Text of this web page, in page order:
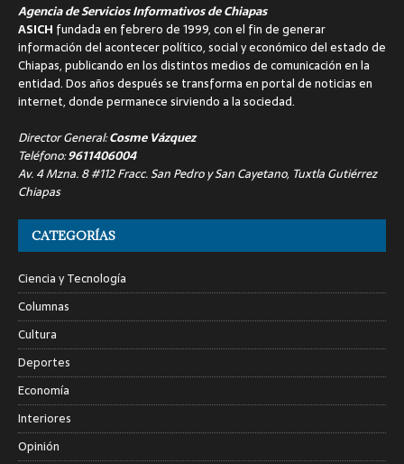
Agencia de Servicios Informativos de Chiapas
ASICH fundada en febrero de 1999, con el fin de generar
información del acontecer político, social y económico del estado de
Chiapas, publicando en los distintos medios de comunicación en la
entidad. Dos años después se transforma en portal de noticias en
internet, donde permanece sirviendo a la sociedad.
Director General:Cosme Vázquez
Teléfono:9611406004
Av. 4 Mzna. 8 #112 Fracc. San Pedro y San Cayetano, Tuxtla Gutiérrez
Chiapas
CATEGORÍAS
Ciencia y Tecnología
Columnas
Cultura
Deportes
Economía
Interiores
Opinión